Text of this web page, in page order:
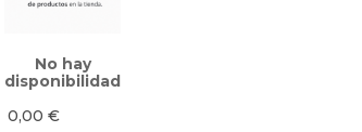
No hay
disponibilidad
0,00€